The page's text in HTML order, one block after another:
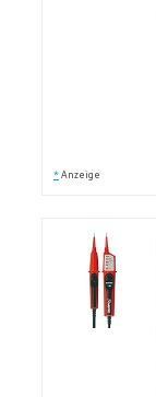
* Anzeige